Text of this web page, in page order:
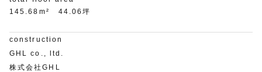
145.68m²
44.06坪
construction
GHL co., ltd.
株式会社GHL